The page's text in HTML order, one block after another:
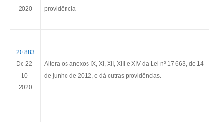
2020
providência
20.883
De 22-
10-
2020
Altera os anexos IX, XI, XII, XIII e XIV da Lei nº 17.663, de 14
de junho de 2012, e dá outras providências.